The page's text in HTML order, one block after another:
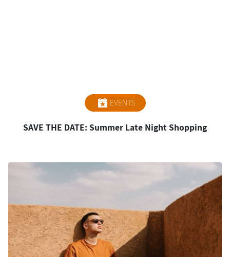
EVENTS
SAVE THE DATE: Summer Late Night Shopping